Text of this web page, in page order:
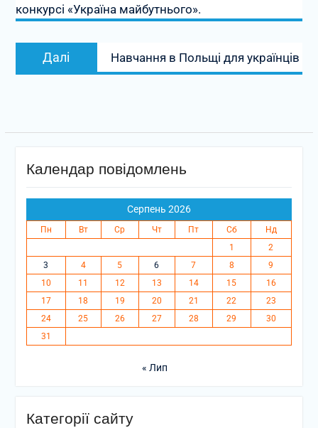
конкурсі «Україна майбутнього».
Далі
запис:
Навчання в Польщі для українців
Календар повідомлень
Серпень 2026
Пн Вт Ср Чт Пт Сб
Нд
1
2
3
4 5 6 7 8
9
10
11 12 13 14 15
16
17
18 19 20 21 22
23
24
25 26 27 28 29
30
31
« Лип
Категорії сайту